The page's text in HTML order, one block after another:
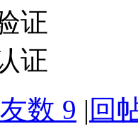
证
证
数 9 | 回